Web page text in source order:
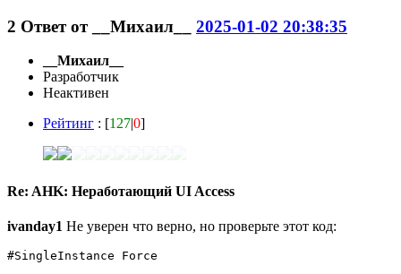
2 Ответ от __Михаил__ 2025-01-02 20:38:35
__Михаил__
Разработчик
Неактивен
Рейтинг : [127|0]
Re: AHK: Неработающий UI Access
ivanday1 Не уверен что верно, но проверьте этот код:
#SingleInstance Force